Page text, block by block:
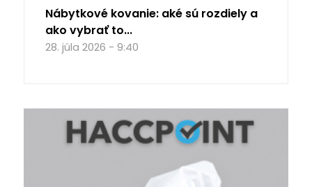
Nábytkové kovanie: aké sú rozdiely a
ako vybrať to...
28. júla 2026 - 9:40